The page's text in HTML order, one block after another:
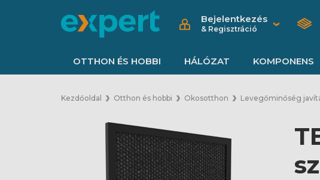
Bejelentkezés
& Regisztráció
OTTHON ÉS HOBBI HÁLÓZAT KOMPONENS
Kezdőoldal Otthon és hobbi Okosotthon Levegőminőség